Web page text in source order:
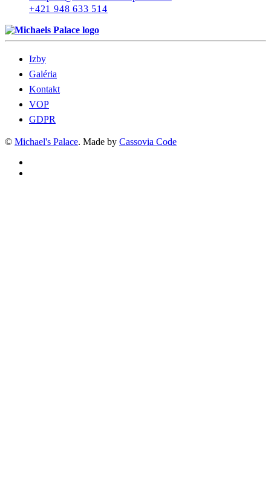
+421 948 633 514
Izby
Galéria
Kontakt
VOP
GDPR
© Michael's Palace. Made by Cassovia Code